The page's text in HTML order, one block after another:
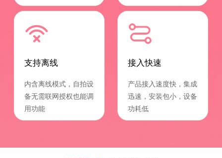
支持离线
内含离线模式，自拍设
备无需联网授权也能调
用功能
接入快速
产品接入速度快，集成
迅速，安装包小，设备
功耗低